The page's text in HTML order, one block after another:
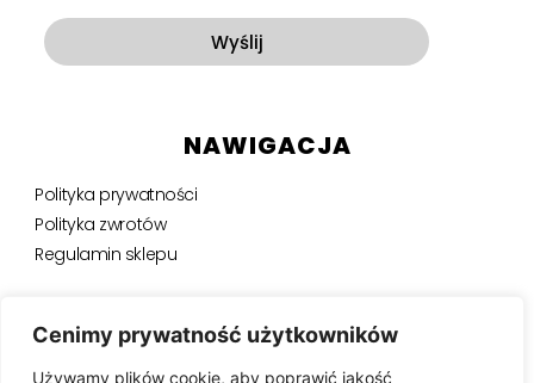
Cenimy prywatność użytkowników
Używamy plików cookie, aby poprawić jakość
Wyślij
NAWIGACJA
Polityka prywatności
Polityka zwrotów
Regulamin sklepu
NEWSLETTER